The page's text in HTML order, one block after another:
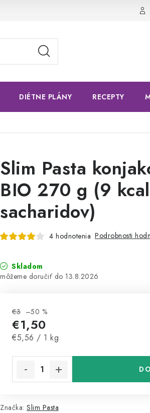
DIÉTNE PLÁNY RECEPTY
Slim Pasta
BIO 270 g (9
sacharidov)
4 hodnotenia Podrobnosti
Skladom
13.8.2026
€3 –50 %
€1,50
Jednotková cena:
€5,56 / 1 kg
Značka: Slim Pasta